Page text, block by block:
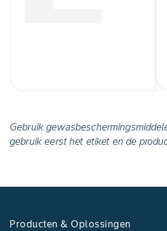
Gebruik
gebruik eerst het etiket en de
Producten & Oplossingen